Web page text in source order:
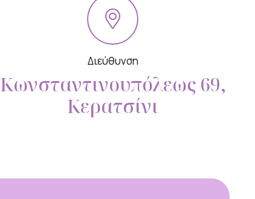
Διεύθυνση
Κωνσταντινουπόλεως 69,
Κερατσίνι